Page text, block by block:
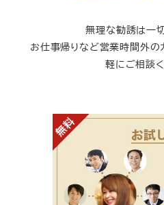
無理な勧誘は一
お仕事帰りなど営業時間外の
軽にご相談く